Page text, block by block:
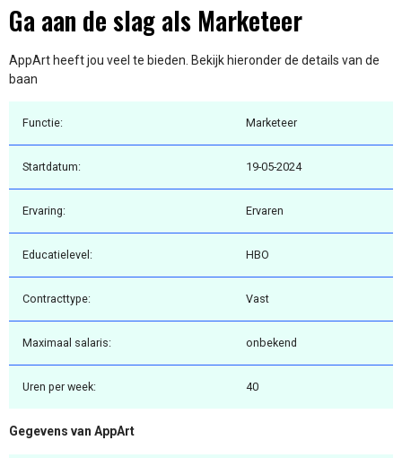
Ga aan de slag als Marketeer
AppArt heeft jou veel te bieden. Bekijk hieronder de details van de
baan
Functie: Marketeer
Startdatum: 19-05-2024
Ervaring: Ervaren
Educatielevel: HBO
Contracttype: Vast
Maximaal salaris: onbekend
Uren per week: 40
Gegevens van AppArt